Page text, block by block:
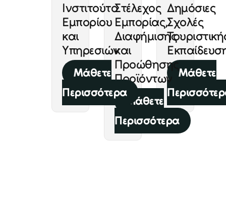
Δημόσιες
Σχολές
Μάθετε
Στέλεχος
Εμπορίας,
Διαφήμισης
και
Προώθησης
Προϊόντων
Μάθετε
Περισσότερα
Ινστιτούτο
Εμπορίου
και
Υπηρεσιών
Μάθετε
Περισσότερα